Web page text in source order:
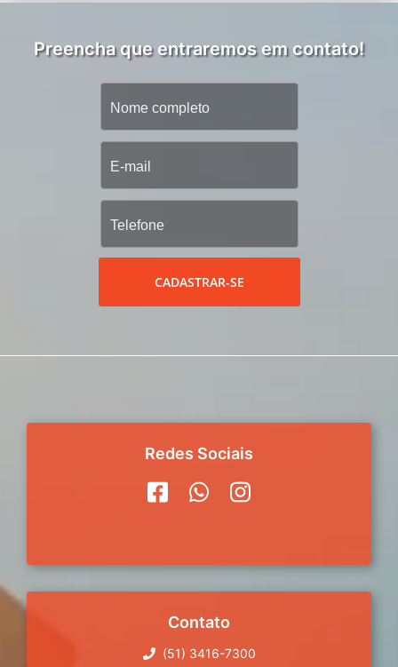
Preencha que entraremos em contato!
CADASTRAR-SE
Redes Sociais
Contato
(51) 3416-7300